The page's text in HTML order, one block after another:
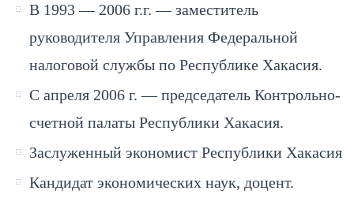
В 1993 — 2006 г.г. — заместитель
руководителя Управления Федеральной
налоговой службы по Республике Хакасия.
С апреля 2006 г. — председатель Контрольно-
счетной палаты Республики Хакасия.
Заслуженный экономист Республики Хакасия
Кандидат экономических наук, доцент.